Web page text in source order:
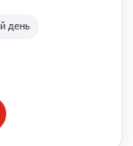
сад,
и
день